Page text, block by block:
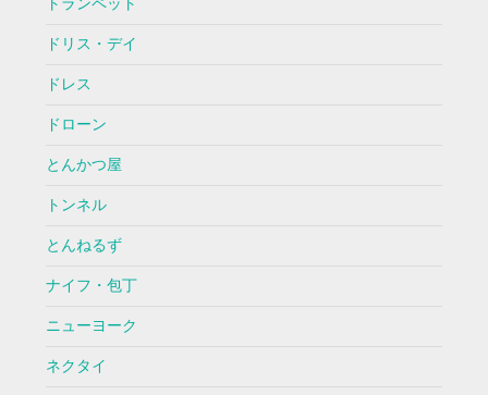
トランペット
ドリス・デイ
ドレス
ドローン
とんかつ屋
トンネル
とんねるず
ナイフ・包丁
ニューヨーク
ネクタイ